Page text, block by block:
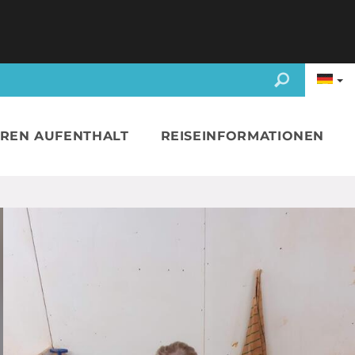
AUFENTHALT REISEINFORMATIONEN